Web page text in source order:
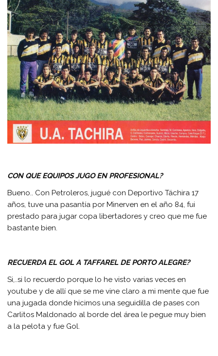
CON QUE EQUIPOS JUGO EN PROFESIONAL?
Bueno.. Con Petroleros, jugué con Deportivo Táchira 17
años, tuve una pasantía por Minerven en el año 84, fui
prestado para jugar copa libertadores y creo que me fue
bastante bien.
RECUERDA EL GOL A TAFFAREL DE PORTO ALEGRE?
Si,..si lo recuerdo porque lo he visto varias veces en
youtube y de allí que se me vine claro a mi mente que fue
una jugada donde hicimos una seguidilla de pases con
Carlitos Maldonado al borde del área le pegue muy bien
a la pelota y fue Gol.